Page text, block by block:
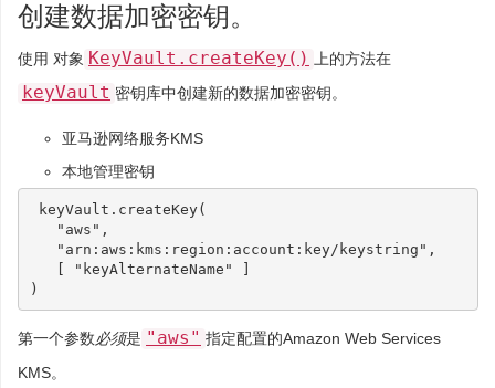
创建数据加密密钥。
使用 对象 KeyVault.createKey() 上的方法在
keyVault 密钥库中创建新的数据加密密钥。
亚马逊网络服务KMS
本地管理密钥
keyVault . createKey(
"aws" ,
"arn:aws:kms:region:account:key/keystring" ,
[
"keyAlternateName"
]
)
第一个参数必须是 "aws" 指定配置的Amazon Web Services
KMS。